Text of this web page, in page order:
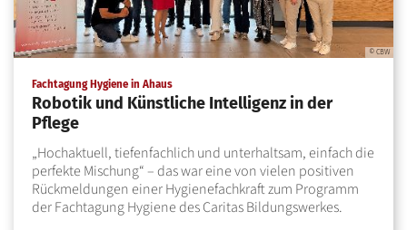
© CBW
Fachtagung Hygiene in Ahaus:
Robotik und Künstliche Intelligenz in der
Pflege
„Hochaktuell, tiefenfachlich und unterhaltsam, einfach die
perfekte Mischung“ – das war eine von vielen positiven
Rückmeldungen einer Hygienefachkraft zum Programm
der Fachtagung Hygiene des Caritas Bildungswerkes.